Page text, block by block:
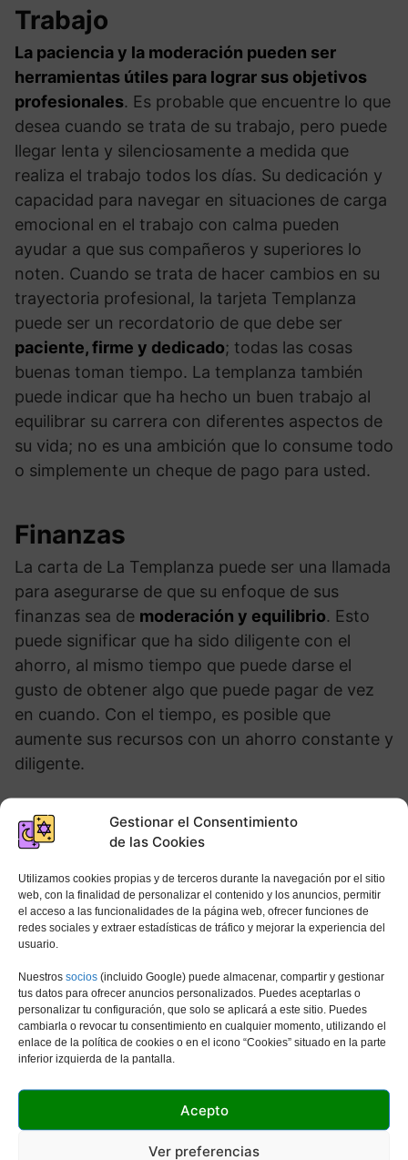
Gestionar el Consentimiento
de las Cookies
Utilizamos cookies propias y de terceros durante la navegación por el sitio
web, con la finalidad de personalizar el contenido y los anuncios, permitir
el acceso a las funcionalidades de la página web, ofrecer funciones de
redes sociales y extraer estadísticas de tráfico y mejorar la experiencia del
usuario.
Nuestros socios (incluido Google) puede almacenar, compartir y gestionar
tus datos para ofrecer anuncios personalizados. Puedes aceptarlas o
personalizar tu configuración, que solo se aplicará a este sitio. Puedes
cambiarla o revocar tu consentimiento en cualquier momento, utilizando el
enlace de la política de cookies o en el icono “Cookies” situado en la parte
inferior izquierda de la pantalla.
Acepto
Ver preferencias
Trabajo
La paciencia y la moderación pueden ser
herramientas útiles para lograr sus objetivos
profesionales. Es probable que encuentre lo que
desea cuando se trata de su trabajo, pero puede
llegar lenta y silenciosamente a medida que
realiza el trabajo todos los días. Su dedicación y
capacidad para navegar en situaciones de carga
emocional en el trabajo con calma pueden
ayudar a que sus compañeros y superiores lo
noten. Cuando se trata de hacer cambios en su
trayectoria profesional, la tarjeta Templanza
puede ser un recordatorio de que debe ser
paciente, firme y dedicado; todas las cosas
buenas toman tiempo. La templanza también
puede indicar que ha hecho un buen trabajo al
equilibrar su carrera con diferentes aspectos de
su vida; no es una ambición que lo consume todo
o simplemente un cheque de pago para usted.
Finanzas
La carta de La Templanza puede ser una llamada
para asegurarse de que su enfoque de sus
finanzas sea de moderación y equilibrio. Esto
puede significar que ha sido diligente con el
ahorro, al mismo tiempo que puede darse el
gusto de obtener algo que puede pagar de vez
en cuando. Con el tiempo, es posible que
aumente sus recursos con un ahorro constante y
diligente.